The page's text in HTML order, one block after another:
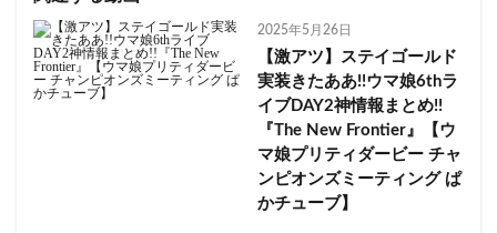
2025年5月26日
【激アツ】ステイゴールド
実装きたああ!!ウマ娘6thラ
イブDAY2神情報まとめ!!
『The New Frontier』【ウ
マ娘プリティダービー チャ
ンピオンズミーティング ぱ
かチューブ】